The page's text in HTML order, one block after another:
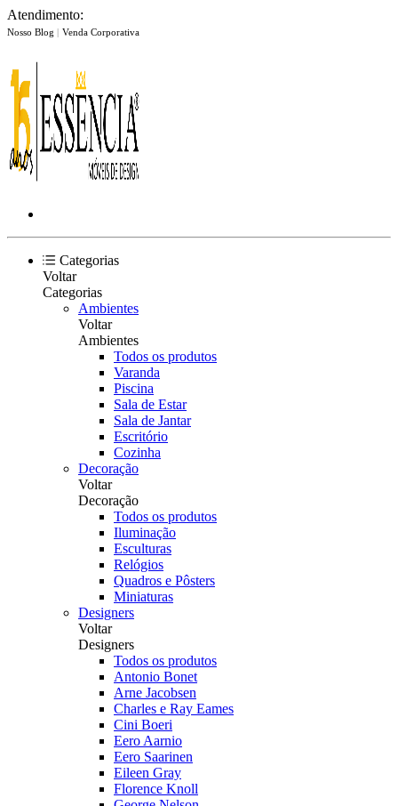
Atendimento:
Nosso Blog | Venda Corporativa
Categorias
Voltar
Categorias
Ambientes
Voltar
Ambientes
Todos os produtos
Varanda
Piscina
Sala de Estar
Sala de Jantar
Escritório
Cozinha
Decoração
Voltar
Decoração
Todos os produtos
Iluminação
Esculturas
Relógios
Quadros e Pôsters
Miniaturas
Designers
Voltar
Designers
Todos os produtos
Antonio Bonet
Arne Jacobsen
Charles e Ray Eames
Cini Boeri
Eero Aarnio
Eero Saarinen
Eileen Gray
Florence Knoll